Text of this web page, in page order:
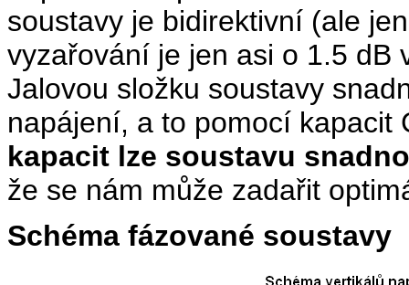
soustavy je bidirektivní (ale
vyzařování je jen asi o 1.5 dB
Jalovou složku soustavy
napájení, a to pomocí kapacit
kapacit lze soustavu
že se nám může zadařit
Schéma fázované soustavy